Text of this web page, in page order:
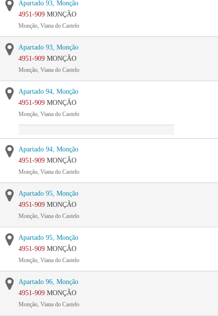
Apartado 93, Monção
4951-909 MONÇÃO
Monção, Viana do Castelo
Apartado 93, Monção
4951-909 MONÇÃO
Monção, Viana do Castelo
Apartado 94, Monção
4951-909 MONÇÃO
Monção, Viana do Castelo
Apartado 94, Monção
4951-909 MONÇÃO
Monção, Viana do Castelo
Apartado 95, Monção
4951-909 MONÇÃO
Monção, Viana do Castelo
Apartado 95, Monção
4951-909 MONÇÃO
Monção, Viana do Castelo
Apartado 96, Monção
4951-909 MONÇÃO
Monção, Viana do Castelo